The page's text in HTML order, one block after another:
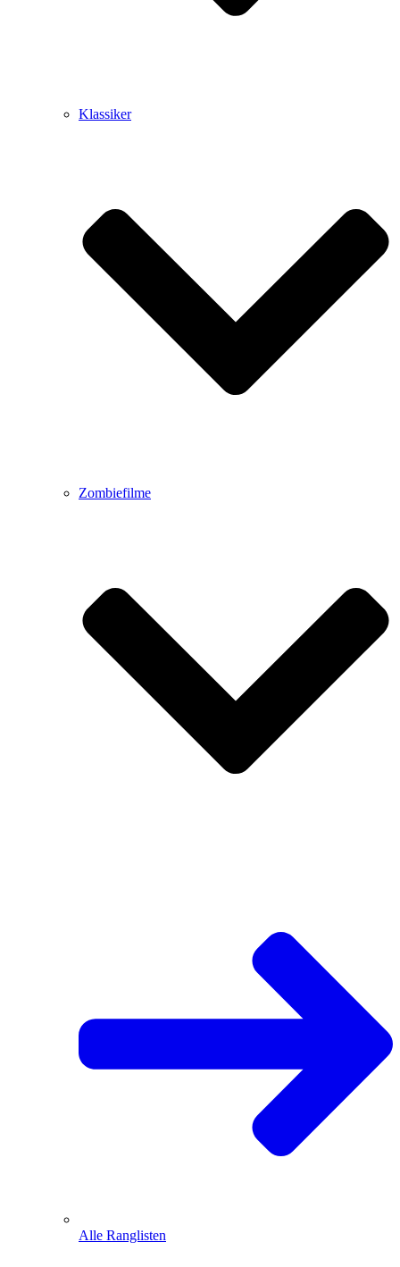
Klassiker
Zombiefilme
Alle Ranglisten